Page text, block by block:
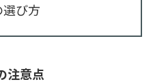
び方
注意点